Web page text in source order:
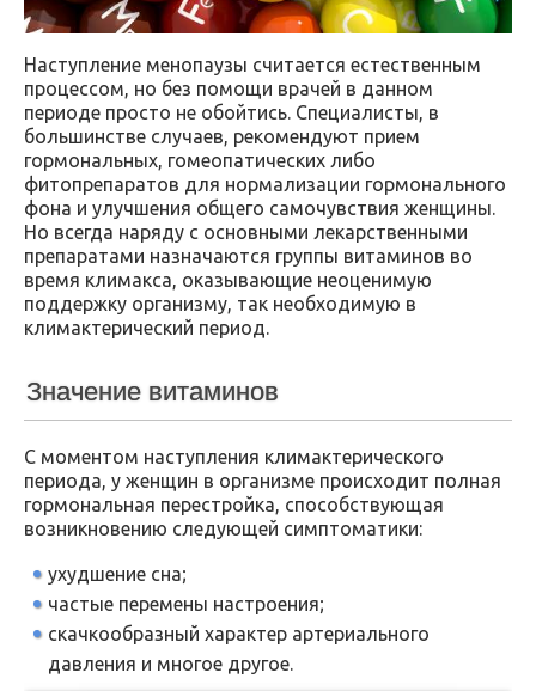
Наступление менопаузы считается естественным
процессом, но без помощи врачей в данном
периоде просто не обойтись. Специалисты, в
большинстве случаев, рекомендуют прием
гормональных, гомеопатических либо
фитопрепаратов для нормализации гормонального
фона и улучшения общего самочувствия женщины.
Но всегда наряду с основными лекарственными
препаратами назначаются группы витаминов во
время климакса, оказывающие неоценимую
поддержку организму, так необходимую в
климактерический период.
Значение витаминов
С моментом наступления климактерического
периода, у женщин в организме происходит полная
гормональная перестройка, способствующая
возникновению следующей симптоматики:
ухудшение сна;
частые перемены настроения;
скачкообразный характер артериального
давления и многое другое.